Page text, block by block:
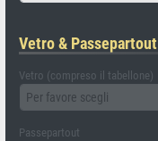
Vetro & Passepartout
Vetro (compreso il tabellone)
Per favore scegli
Passepartout